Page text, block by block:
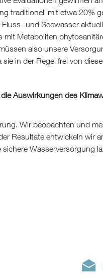
traditionell mit etwa 20%
und Seewasser
Metaboliten
also unsere
in der Regel frei von
Auswirkungen des
Wir beobachten und
Resultate entwickeln wir
Wasserversorgung